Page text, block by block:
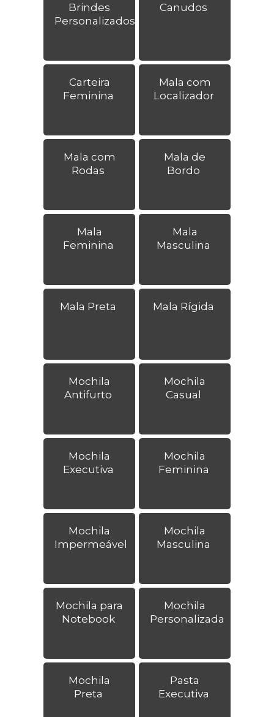
Brindes
Personalizados
Canudos
Carteira
Feminina
Mala com
Localizador
Mala com
Rodas
Mala de
Bordo
Mala
Feminina
Mala
Masculina
Mala Preta Mala Rígida
Mochila
Antifurto
Mochila
Casual
Mochila
Executiva
Mochila
Feminina
Mochila
Impermeável
Mochila
Masculina
Mochila para
Notebook
Mochila
Personalizada
Mochila
Preta
Pasta
Executiva